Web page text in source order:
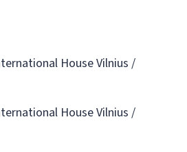
House Vilnius /
House Vilnius /